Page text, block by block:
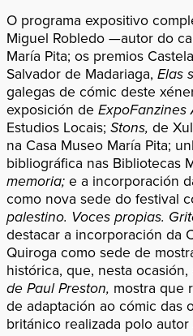
O programa expositivo
Miguel Robledo —autor do
María Pita; os premios
Salvador de Madariaga, Elas
galegas de cómic deste
exposición de ExpoFanzines
Estudios Locais; Stons, de
na Casa Museo María Pita;
bibliográfica nas Bibliotecas
memoria;e a incorporación
como nova sede do festival
palestino. Voces propias.
destacar a incorporación da
Quiroga como sede de
histórica, que, nesta ocasión,
de Paul Preston, mostra que
de adaptación ao cómic das
británico realizada polo autor